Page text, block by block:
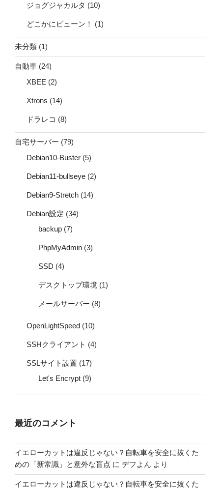
ジョグジャカルタ (10)
どこかにビューン！ (1)
未分類 (1)
自動車 (24)
XBEE (2)
Xtrons (14)
ドラレコ (8)
自宅サーバー (79)
Debian10-Buster (5)
Debian11-bullseye (2)
Debian9-Stretch (14)
Debian設定 (34)
backup (7)
PhpMyAdmin (3)
SSD (4)
デスクトップ環境 (1)
メールサーバー (8)
OpenLightSpeed (10)
SSHクライアント (4)
SSLサイト設置 (17)
Let's Encrypt (9)
最近のコメント
イエローカットは違反じゃない？自転車を安全に抜くた
めの「新常識」と意外な盲点 に デフよん より
イエローカットは違反じゃない？自転車を安全に抜くた